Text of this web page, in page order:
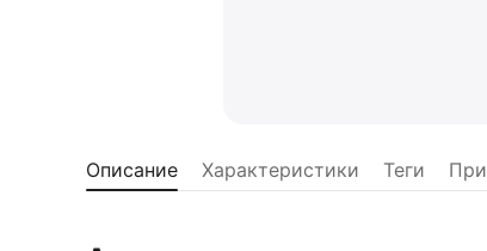
Описание Характеристики Теги